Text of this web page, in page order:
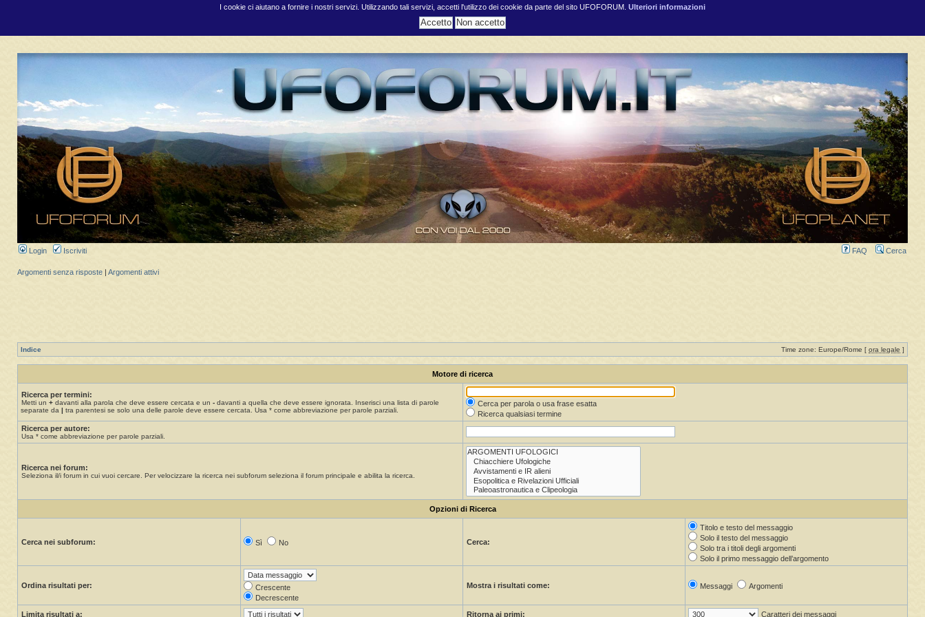
I cookie ci aiutano a fornire i nostri servizi. Utilizzando tali servizi, accetti l'utilizzo dei cookie da parte del sito UFOFORUM. Ulteriori informazioni
Login Iscriviti FAQ Cerca
Argomenti senza risposte Argomenti attivi
Indice Time zone: Europe/Rome [ ora legale ]
Motore di ricerca
Ricerca per termini:
Metti un + davanti alla parola che deve essere cercata e un - davanti a quella che deve essere ignorata. Inserisci una lista di parole
separate da
tra parentesi se solo una delle parole deve essere cercata. Usa * come abbreviazione per parole parziali.
Cerca per parola o usa frase esatta
Ricerca qualsiasi termine
Ricerca per autore:
Usa * come abbreviazione per parole parziali.
Ricerca nei forum:
Seleziona il/i forum in cui vuoi cercare. Per velocizzare la ricerca nei subforum seleziona il forum principale e abilita la ricerca.
Opzioni di Ricerca
Cerca nei subforum: Sì No Cerca:
Titolo e testo del messaggio
Solo il testo del messaggio
Solo tra i titoli degli argomenti
Solo il primo messaggio dell’argomento
Ordina risultati per:
Crescente
Decrescente
Mostra i risultati come: Messaggi Argomenti
Limita risultati a: Ritorna ai primi: Caratteri dei messaggi